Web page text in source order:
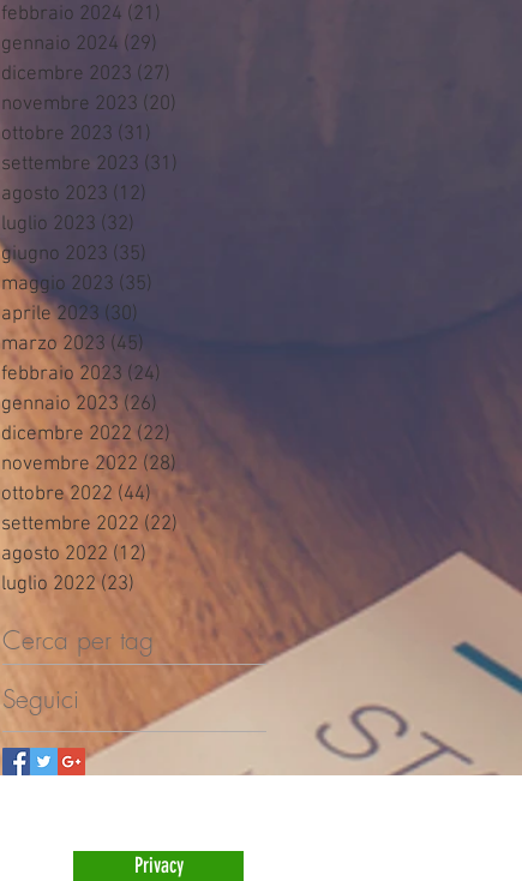
febbraio 2024 (21)
gennaio 2024 (29)
dicembre 2023 (27)
novembre 2023 (20)
ottobre 2023 (31)
settembre 2023 (31)
agosto 2023 (12)
luglio 2023 (32)
giugno 2023 (35)
maggio 2023 (35)
aprile 2023 (30)
marzo 2023 (45)
febbraio 2023 (24)
gennaio 2023 (26)
dicembre 2022 (22)
novembre 2022 (28)
ottobre 2022 (44) 44 post
settembre 2022 (22) 22 post
agosto 2022 (12) 12 post
luglio 2022 (23)
Cerca per tag
Seguici
Privacy